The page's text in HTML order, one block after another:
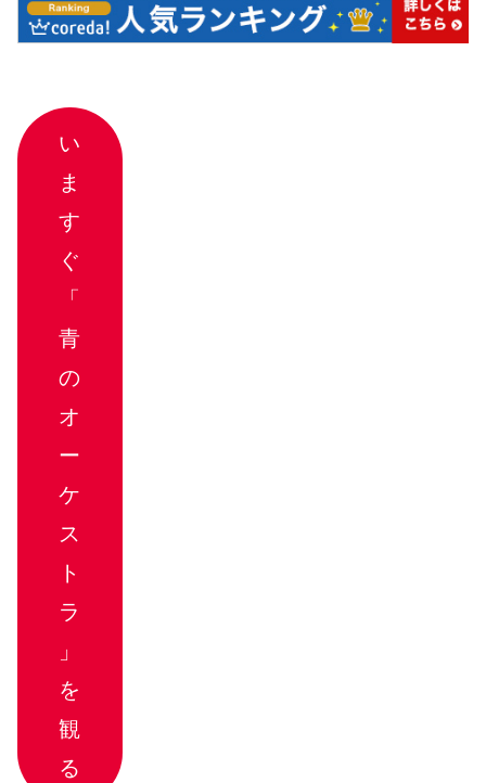
い
ま
す
ぐ
「
青
の
オ
ー
ケ
ス
ト
ラ
」
を
観
る